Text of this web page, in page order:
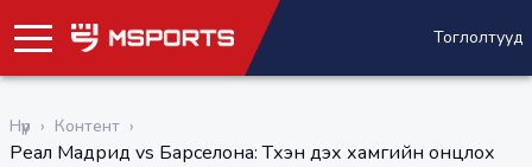
Тоглолтууд
Нүүр › Контент ›
Реал Мадрид vs Барселона: Түүхэн дэх хамгийн онцлох